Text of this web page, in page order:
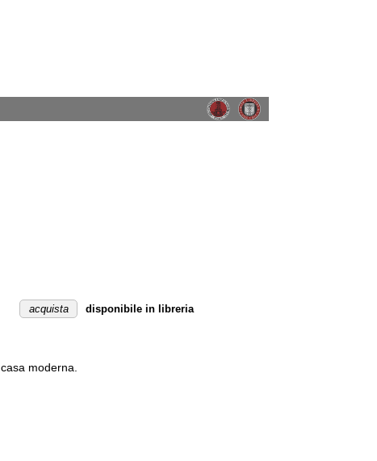
disponibile in libreria
acquista
moderna.